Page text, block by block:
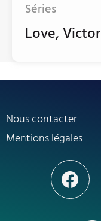
Séries
Love, Victor
Nous contacter
Mentions légales